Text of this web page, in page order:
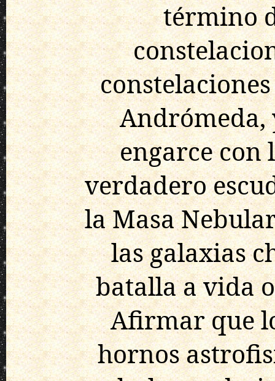
término
Andrómeda,
engarce con
verdadero
la Masa
las galaxias
batalla a vida
Afirmar que
hornos